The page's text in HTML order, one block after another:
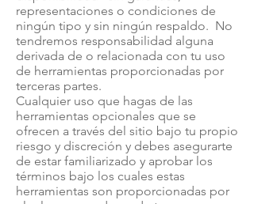
representaciones o condiciones de
ningún tipo y sin ningún respaldo. No
tendremos responsabilidad alguna
derivada de o relacionada con tu uso
de herramientas proporcionadas por
terceras partes.
Cualquier uso que hagas de las
herramientas opcionales que se
ofrecen a través del sitio bajo tu propio
riesgo y discreción y debes asegurarte
de estar familiarizado y aprobar los
términos bajo los cuales estas
herramientas son proporcionadas por